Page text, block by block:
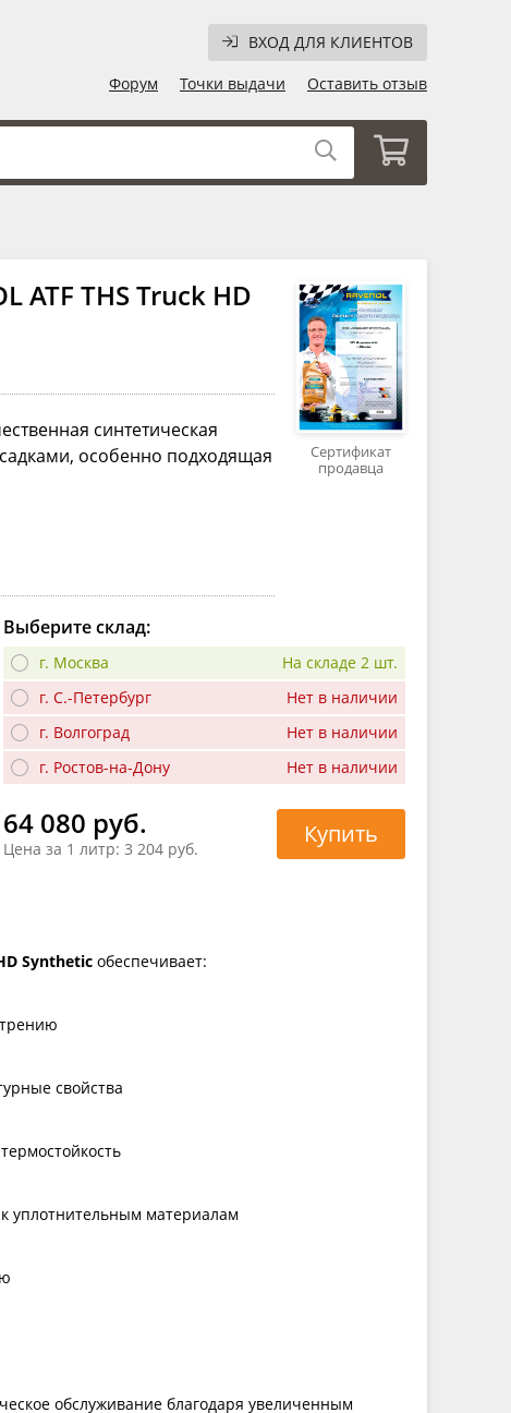
ВХОД ДЛЯ КЛИЕНТОВ
Форум
Точки выдачи Оставить отзыв
ATF THS Truck HD
синтетическая
особенно подходящая
Сертификат
продавца
Выберите склад:
г. Москва
На складе 2 шт.
г. С.-Петербург
Нет в наличии
г. Волгоград
Нет в наличии
г. Ростов-на-Дону
Нет в наличии
64 080 руб.
Цена за 1 литр: 3 204 руб.
Купить
Synthetic обеспечивает:
свойства
уплотнительным материалам
обслуживание благодаря увеличенным